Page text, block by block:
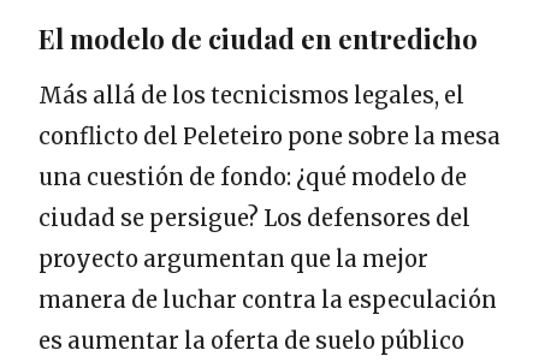
El modelo de ciudad en entredicho
Más allá de los tecnicismos legales, el
conflicto del Peleteiro pone sobre la mesa
una cuestión de fondo: ¿qué modelo de
ciudad se persigue? Los defensores del
proyecto argumentan que la mejor
manera de luchar contra la especulación
es aumentar la oferta de suelo público